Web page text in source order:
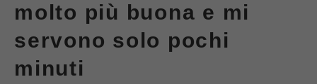
molto più buona e mi
servono solo pochi
minuti